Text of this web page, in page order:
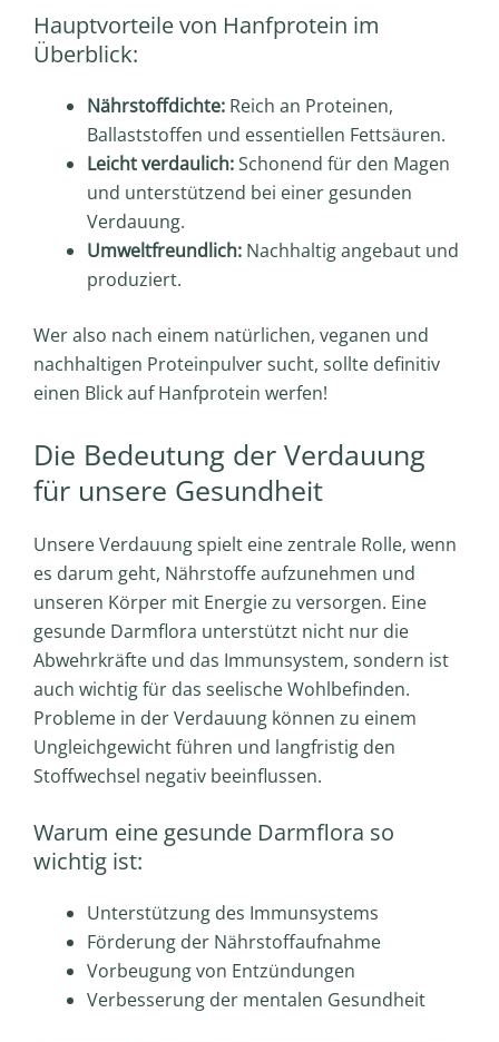
Hauptvorteile von Hanfprotein im
Überblick:
Nährstoffdichte: Reich an Proteinen,
Ballaststoffen und essentiellen Fettsäuren.
Leicht verdaulich:Schonend für den Magen
und unterstützend bei einer gesunden
Verdauung.
Umweltfreundlich: Nachhaltig angebaut und
produziert.
Wer also nach einem natürlichen, veganen und
nachhaltigen Proteinpulver sucht, sollte definitiv
einen Blick auf Hanfprotein werfen!
Die Bedeutung der Verdauung
für unsere Gesundheit
Unsere Verdauung spielt eine zentrale Rolle, wenn
es darum geht, Nährstoffe aufzunehmen und
unseren Körper mit Energie zu versorgen. Eine
gesunde Darmflora unterstützt nicht nur die
Abwehrkräfte und das Immunsystem, sondern ist
auch wichtig für das seelische Wohlbefinden.
Probleme in der Verdauung können zu einem
Ungleichgewicht führen und langfristig den
Stoffwechsel negativ beeinflussen.
Warum eine gesunde Darmflora so
wichtig ist:
Unterstützung des Immunsystems
Förderung der Nährstoffaufnahme
Vorbeugung von Entzündungen
Verbesserung der mentalen Gesundheit